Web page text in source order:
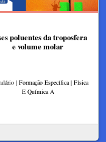
poluentes da troposfera
e volume molar
| Formação Específica | Física
E Química A